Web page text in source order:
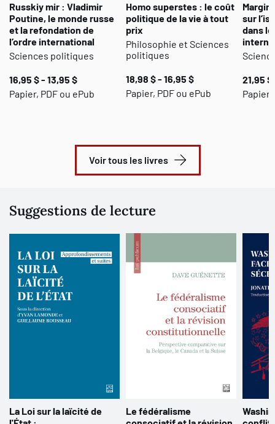
Russkiy mir : Vladimir
Poutine, le monde russe
et la refondation de
l’ordre international
Sciences politiques
16,95 $ - 13,95 $
Papier, PDF ou ePub
Homo superstes : le coût
politique de la vie à tout
prix
Philosophie et Sciences
politiques
18,98 $ - 16,95 $
Papier, PDF ou ePub
sur
dans
21,95 $
Papier
Voir tous les livres
Suggestions de lecture
La Loi sur la laïcité de
Le fédéralisme